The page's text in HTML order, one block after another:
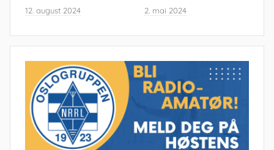
12. august 2024 2. mai 2024